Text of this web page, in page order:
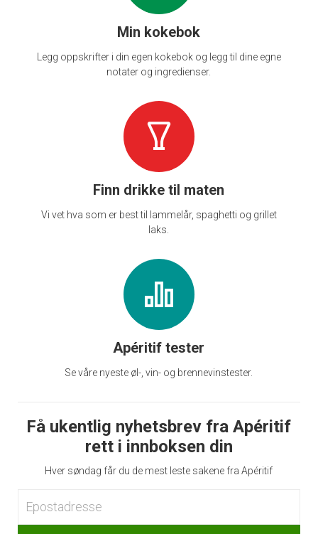
Min kokebok
Legg oppskrifter i din egen kokebok og legg til dine egne
notater og ingredienser.
Finn drikke til maten
Vi vet hva som er best til lammelår, spaghetti og grillet
laks.
Apéritif tester
Se våre nyeste øl-, vin- og brennevinstester.
Få ukentlig nyhetsbrev fra Apéritif
rett i innboksen din
Hver søndag får du de mest leste sakene fra Apéritif